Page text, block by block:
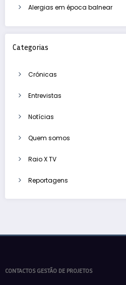
Alergias em época balnear
Categorias
Crónicas
Entrevistas
Notícias
Quem somos
Raio X TV
Reportagens
CONTACTOS GESTÃO DE PROJETOS